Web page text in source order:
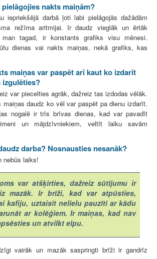
nakts maiņām?
iepriekšējā darbā ļoti labi pielāgojās dažādām
režīma aritmijai. Ir daudz vieglāk un ērtāk
tagad, ir konstants grafiks visu mēnesi.
dienas vai nakts maiņas, nekā grafiks, kas
maiņas var paspēt arī kaut ko izdarīt
izgulēties?
var piecelties agrāk, dažreiz tas izdodas vēlāk.
maiņas daudz ko vēl var paspēt pa dienu izdarīt.
nogalē ir trīs brīvas dienas, kad var pavadīt
un mājdzīvniekiem, veltīt laiku savām
darba? Nosnausties nesanāk?
nebūs laiks!
var atšķirties, dažreiz sūtījumu ir
mazāk. Ir brīži, kad var atpūsties,
kafiju, uztaisīt nelielu pauzīti ar kādu
ar kolēģiem. Ir maiņas, kad nav
un atvilkt elpu.
vairāk un mazāk saspringti brīži ir gandrīz